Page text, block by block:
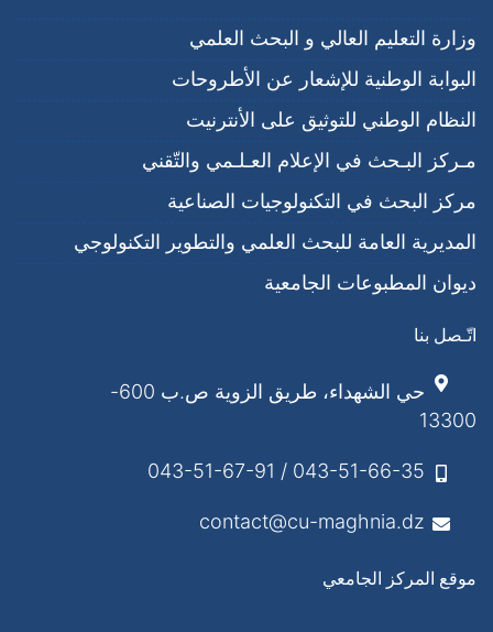
وزارة التعليم العالي و البحث العلمي
البوابة الوطنية للإشعار عن الأطروحات
النظام الوطني للتوثيق على الأنترنيت
مـركز البـحث في الإعلام العـلـمي والتّقني
مركز البحث في التكنولوجيات الصناعية
المديرية العامة للبحث العلمي والتطوير التكنولوجي
ديوان المطبوعات الجامعية
اتّـصل بنا
حي الشهداء، طريق الزوية ص.ب 600-
13300
043-51-66-35 / 043-51-67-91
contact@cu-maghnia.dz
موقع المركز الجامعي